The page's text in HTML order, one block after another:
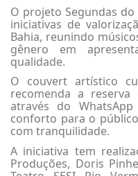
O projeto Segundas
iniciativas de
Bahia, reunindo
gênero em
qualidade.
O couvert artístico
recomenda a reserva
através do WhatsApp
conforto para o
com tranquilidade.
A iniciativa tem
Produções, Doris